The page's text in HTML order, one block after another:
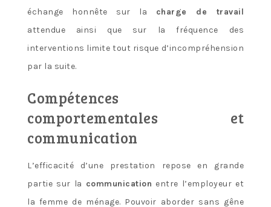
échange honnête sur la charge de travail
attendue ainsi que sur la fréquence des
interventions limite tout risque d’incompréhension
par la suite.
Compétences
comportementales et
communication
L’efficacité d’une prestation repose en grande
partie sur la communication entre l’employeur et
la femme de ménage. Pouvoir aborder sans gêne